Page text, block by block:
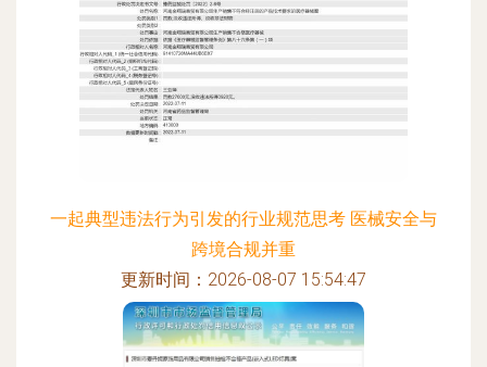
一起典型违法行为引发的行业规范思考 医械安全与
跨境合规并重
更新时间：2026-08-07 15:54:47